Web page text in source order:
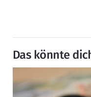
Das könnte